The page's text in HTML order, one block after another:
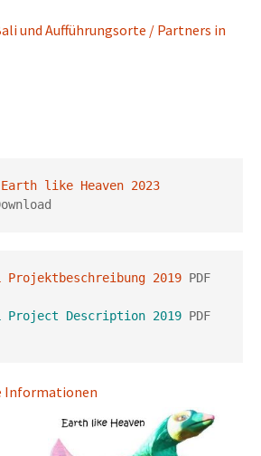
und Aufführungsorte / Partners in
like Heaven 2023
Projektbeschreibung 2019 PDF
Project Description 2019 PDF
Informationen